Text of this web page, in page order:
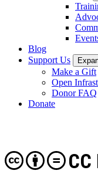
Blog
Support Us
Make a Gift
Open
Donor FAQ
Donate
CC